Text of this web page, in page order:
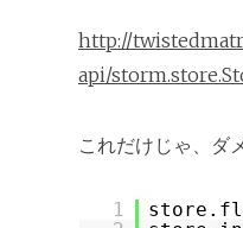
http://
api/
これだけじゃ、ダ
1